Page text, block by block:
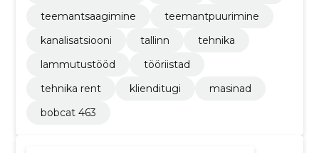
teemantsaagimine
teemantpuurimine
kanalisatsiooni
tallinn
tehnika
lammutustööd
tööriistad
tehnika rent
klienditugi
masinad
bobcat 463